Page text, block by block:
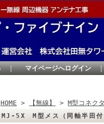
｜ マイページへログイン
HOME > 【無線】 > M型コネク
MJ-5X M型メス（同軸半田